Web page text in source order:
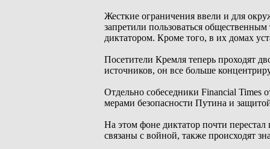
Жесткие ограничения ввели и для
запретили пользоваться
диктатором. Кроме того, в их домах
Посетители Кремля теперь проходят
источников, он все больше
Отдельно собеседники Financial Times
мерами безопасности Путина и
На этом фоне диктатор почти
связаны с войной, также происходят